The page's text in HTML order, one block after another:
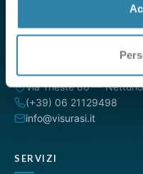
catastali e ipotecarie
Da oltre 15 anni al
Via Trieste 80 —
(+39) 06 21129498
info@visurasi.it
SERVIZI